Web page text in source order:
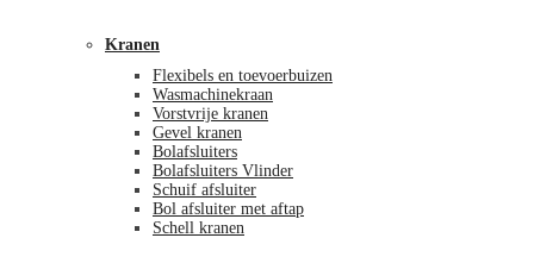
Kranen
Flexibels en toevoerbuizen
Wasmachinekraan
Vorstvrije kranen
Gevel kranen
Bolafsluiters
Bolafsluiters Vlinder
Schuif afsluiter
Bol afsluiter met aftap
Schell kranen